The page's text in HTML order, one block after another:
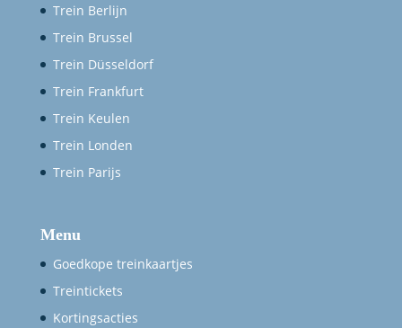
Trein Berlijn
Trein Brussel
Trein Düsseldorf
Trein Frankfurt
Trein Keulen
Trein Londen
Trein Parijs
Menu
Goedkope treinkaartjes
Treintickets
Kortingsacties